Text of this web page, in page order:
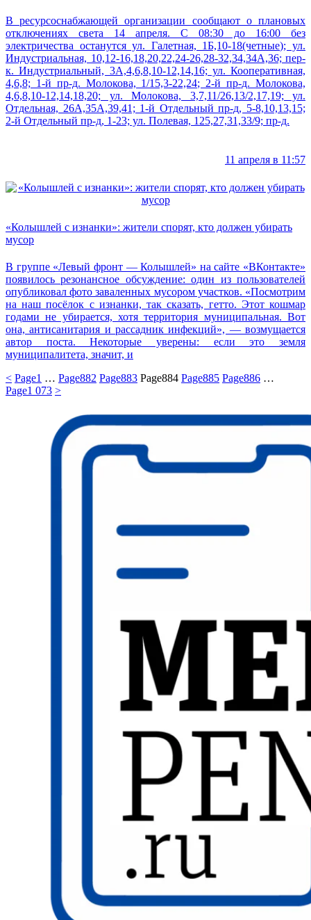
В ресурсоснабжающей организации сообщают о плановых
отключениях света 14 апреля. С 08:30 до 16:00 без
электричества останутся ул. Галетная, 1Б,10-18(четные); ул.
Индустриальная, 10,12-16,18,20,22,24-26,28-32,34,34А,36; пер-
к. Индустриальный, 3А,4,6,8,10-12,14,16; ул. Кооперативная,
4,6,8; 1-й пр-д. Молокова, 1/15,3-22,24; 2-й пр-д. Молокова,
4,6,8,10-12,14,18,20; ул. Молокова, 3,7,11/26,13/2,17,19; ул.
Отдельная, 26А,35А,39,41; 1-й Отдельный пр-д, 5-8,10,13,15;
2-й Отдельный пр-д, 1-23; ул. Полевая, 125,27,31,33/9; пр-д.
11 апреля в 11:57
«Колышлей с изнанки»: жители спорят, кто должен убирать
мусор
В группе «Левый фронт — Колышлей» на сайте «ВКонтакте»
появилось резонансное обсуждение: один из пользователей
опубликовал фото заваленных мусором участков. «Посмотрим
на наш посёлок с изнанки, так сказать, гетто. Этот кошмар
годами не убирается, хотя территория муниципальная. Вот
она, антисанитария и рассадник инфекций», — возмущается
автор поста. Некоторые уверены: если это земля
муниципалитета, значит, и
< Page1 … Page882 Page883 Page884 Page885 Page886 …
Page1 073 >